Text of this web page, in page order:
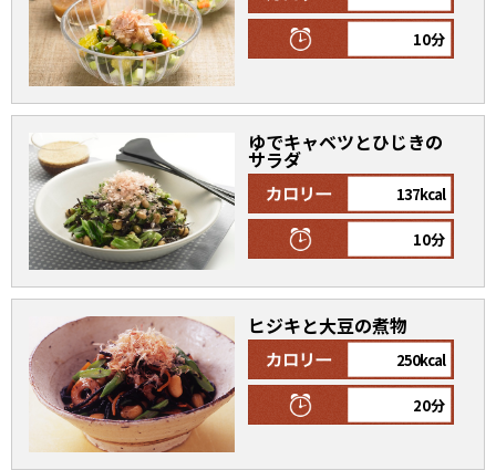
10分
ゆでキャベツとひじきの
サラダ
137kcal
10分
ヒジキと大豆の煮物
250kcal
20分